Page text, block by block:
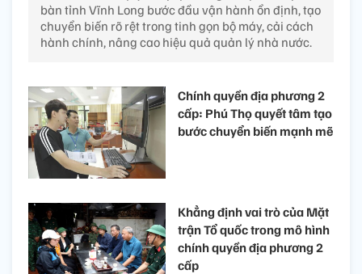
bàn tỉnh Vĩnh Long bước đầu vận hành ổn định, tạo
chuyển biến rõ rệt trong tinh gọn bộ máy, cải cách
hành chính, nâng cao hiệu quả quản lý nhà nước.
Chính quyền địa phương 2
cấp: Phú Thọ quyết tâm tạo
bước chuyển biến mạnh mẽ
Khẳng định vai trò của Mặt
trận Tổ quốc trong mô hình
chính quyền địa phương 2
cấp